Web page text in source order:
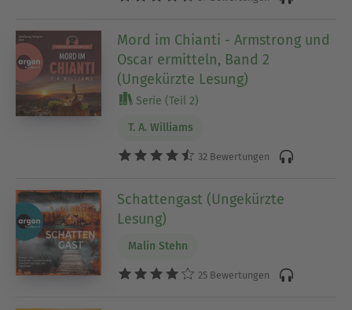
Mord im Chianti - Armstrong und
Oscar ermitteln, Band 2
(Ungekürzte Lesung)
Serie (Teil 2)
T. A. Williams
32 Bewertungen
Schattengast (Ungekürzte
Lesung)
Malin Stehn
25 Bewertungen